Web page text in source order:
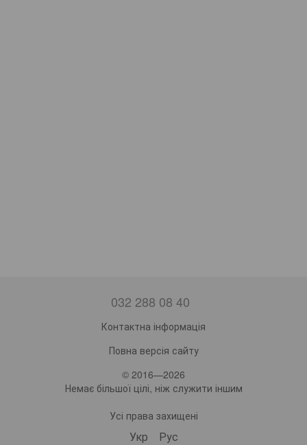
032 288 08 40
Контактна інформація
Повна версія сайту
© 2016—2026
Немає більшої цілі, ніж служити іншим
Усі права захищені
Укр Рус